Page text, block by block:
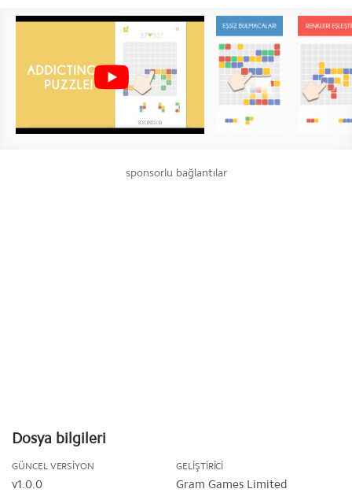
sponsorlu bağlantılar
Dosya bilgileri
GÜNCEL VERSIYON
v1.0.0
GELIŞTIRICI
Gram Games Limited